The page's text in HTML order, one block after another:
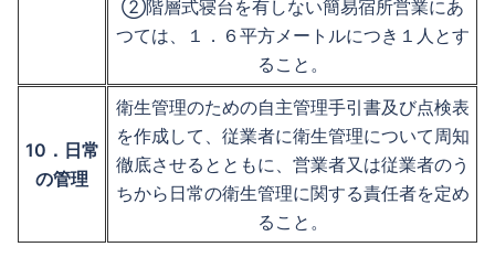
②階層式寝台を有しない簡易宿所営業にあ
つては、１．６平方メートルにつき１人とす
ること。
10．日常
の管理
衛生管理のための自主管理手引書及び点検表
を作成して、従業者に衛生管理について周知
徹底させるとともに、営業者又は従業者のう
ちから日常の衛生管理に関する責任者を定め
ること。